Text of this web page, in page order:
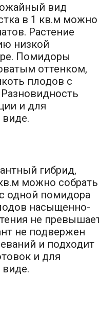
вид
в 1 кв.м можно
Растение
низкой
Помидоры
оттенком,
плодов с
и для
гибрид,
можно собрать
одной помидора
насыщенно-
не
не подвержен
и подходит
и для